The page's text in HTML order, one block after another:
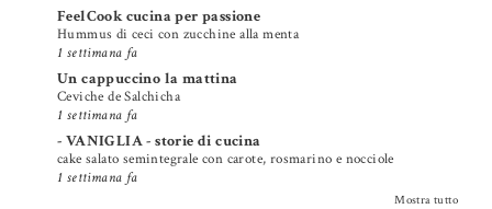
FeelCook cucina per passione
Hummus di ceci con zucchine alla menta
1 settimana fa
Un cappuccino la mattina
Ceviche de Salchicha
1 settimana fa
- VANIGLIA - storie di cucina
cake salato semintegrale con carote, rosmarino e nocciole
1 settimana fa
Mostra tutto